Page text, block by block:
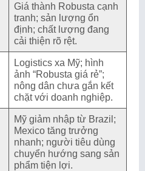
Giá thành Robusta cạnh
tranh; sản lượng ổn
định; chất lượng đang
cải thiện rõ rệt.
Logistics xa Mỹ; hình
ảnh “Robusta giá rẻ”;
nông dân chưa gắn kết
chặt với doanh nghiệp.
Mỹ giảm nhập từ Brazil;
Mexico tăng trưởng
nhanh; người tiêu dùng
chuyển hướng sang sản
phẩm tiện lợi.